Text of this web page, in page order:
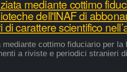
mediante cottimo
dell'INAF di
carattere scientifico
mediante cottimo fiduciario per la
a riviste e periodici stranieri